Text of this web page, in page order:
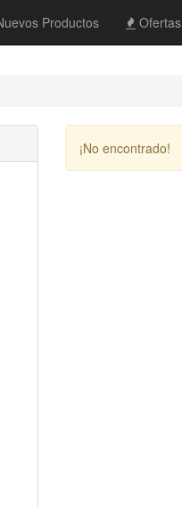
Productos Ofertas
¡No encontrado!